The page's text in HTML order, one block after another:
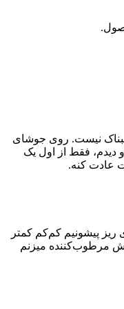
نیست. روی جوشای
دیدم، فقط از اول یک
عادت کنه.
پیشونیم کم‌کم کمتر
مرطوب‌کننده میزنم